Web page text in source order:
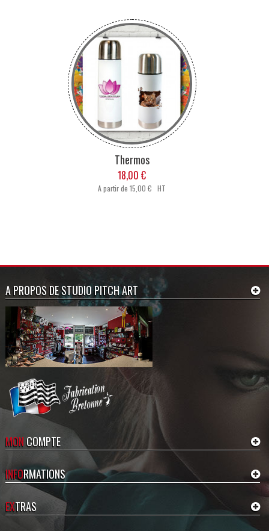
Thermos
18,00 €
A partir de15,00 € HT
A PROPOS DE STUDIO PITCH ART
MONCOMPTE
INFORMATIONS
EXTRAS